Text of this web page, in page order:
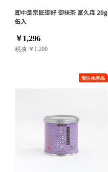
即中斎宗匠御好 御抹茶 冨久森 20g
缶入
￥1,296
税抜 ￥1,200